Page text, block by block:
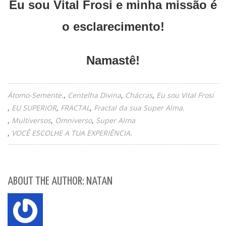
Eu sou Vital Frosi e minha missão é
o esclarecimento!
Namastê!
Átomo-Semente. Centelha Divina Chácras Eu sou Vital Frosi
EU SUPERIOR FRACTAL Fractal da sua Super Alma.
Multiversos Omniverso Super Alma
VOCÊ ESCOLHE A TUA EXPERIÊNCIA.
ABOUT THE AUTHOR: NATAN